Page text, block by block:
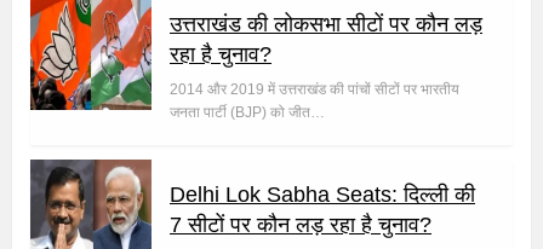
उत्तराखंड की लोकसभा सीटों पर कौन लड़
रहा है चुनाव?
2014 और 2019 में उत्तराखंड की पांचों सीटों पर भारतीय
जनता पार्टी (BJP) को जीत…
Delhi Lok Sabha Seats: दिल्ली की
7 सीटों पर कौन लड़ रहा है चुनाव?